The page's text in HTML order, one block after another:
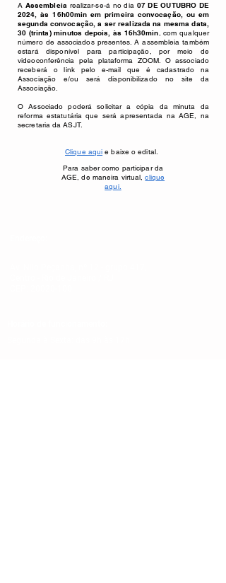
A Assembleia realizar-se-á no dia 07 DE OUTUBRO DE
2024, às 16h00min em primeira convocação, ou em
segunda convocação, a ser realizada na mesma data,
30 (trinta) minutos depois, às 16h30min, com qualquer
número de associados presentes. A assembleia também
estará disponível para participação, por meio de
videoconferência pela plataforma ZOOM. O associado
receberá o link pelo e-mail que é cadastrado na
Associação e/ou será disponibilizado no site da
Associação.
O Associado poderá solicitar a cópia da minuta da
reforma estatutária que será apresentada na AGE, na
secretaria da ASJT.
Clique aqui e baixe o edital.
Para saber como participar da
AGE, de maneira virtual,clique
aqui.